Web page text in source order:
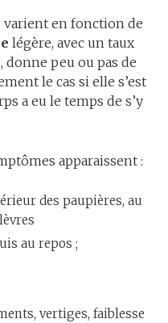
varient en fonction de
légère, avec un taux
peu ou pas de
le cas si elle s’est
a eu le temps de s’y
apparaissent :
des paupières, au
au repos ;
vertiges, faiblesse